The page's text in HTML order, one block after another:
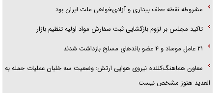
گزارش «جوان» از قوانین سخت‌گیرانه ۶ قاره در برابر یورش به پاسگاه‌های
مشروطه نقطه عطف بیداری و آزادی‌خواهی ملت ایران بود
تاکید مجلس بر لزوم بازگشایی ثبت سفارش مواد اولیه تنظیم بازار
۲۱ عامل موساد و ۴ عضو باند‌های مسلح بازداشت شدند
معاون هماهنگ‌کننده نیروی هوایی ارتش: وضعیت سه خلبان عملیات حمله به
العدید هنوز مشخص نیست